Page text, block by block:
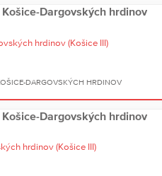
Dargovských hrdinov
hrdinov (Košice III)
DARGOVSKÝCH HRDINOV
Dargovských hrdinov
hrdinov (Košice III)